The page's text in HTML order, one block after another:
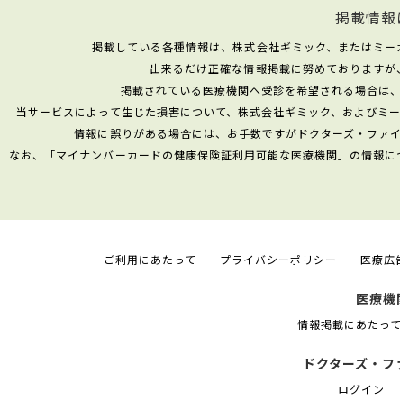
掲載情報
掲載している各種情報は、株式会社ギミック、またはミ
出来るだけ正確な情報掲載に努めております
掲載されている医療機関へ受診を希望される場合は
当サービスによって生じた損害について、株式会社ギミック、およびミ
情報に誤りがある場合には、お手数ですがドクターズ・ファ
なお、「マイナンバーカードの健康保険証利用可能な医療機関」の情報
ご利用にあたって プライバシーポリシー 医療広
医療
情報掲載にあたって
ドクターズ・
ログイン